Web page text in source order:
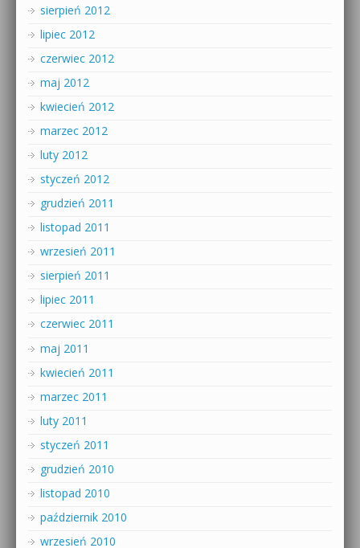
sierpień 2012
lipiec 2012
czerwiec 2012
maj 2012
kwiecień 2012
marzec 2012
luty 2012
styczeń 2012
grudzień 2011
listopad 2011
wrzesień 2011
sierpień 2011
lipiec 2011
czerwiec 2011
maj 2011
kwiecień 2011
marzec 2011
luty 2011
styczeń 2011
grudzień 2010
listopad 2010
październik 2010
wrzesień 2010